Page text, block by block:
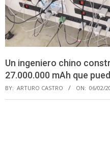
Un ingeniero chino
27.000.000 mAh que
BY: ARTURO CASTRO ON: 06/02/